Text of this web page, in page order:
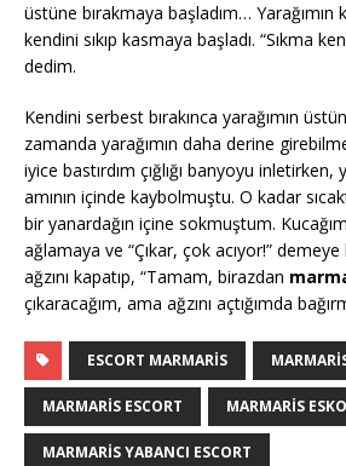
üstüne bırakmaya başladım… Yarağımın
kendini sıkıp kasmaya başladı. “Sıkma
dedim.
Kendini serbest bırakınca yarağımın
zamanda yarağımın daha derine
iyice bastırdım çığlığı banyoyu
amının içinde kaybolmuştu. O kadar
bir yanardağın içine sokmuştum.
ağlamaya ve “Çıkar, çok acıyor!”
ağzını kapatıp, “Tamam, birazdan
çıkaracağım, ama ağzını açtığımda
ESCORT MARMARIS
MARMARIS ESCORT MARMARIS
MARMARIS YABANCI ESCORT